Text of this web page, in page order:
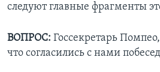
следуют главные фрагменты
ВОПРОС: Госсекретарь
что согласились с нами